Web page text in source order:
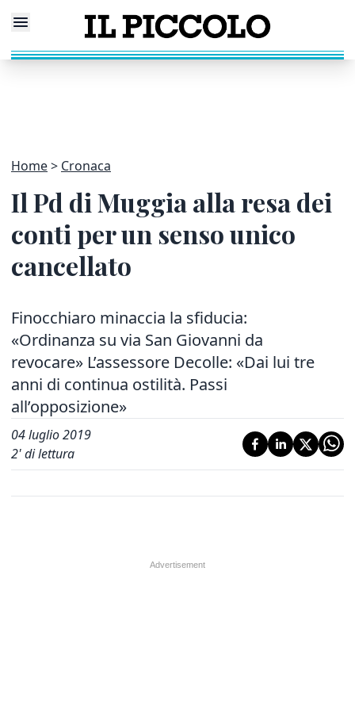
Home Cronaca
Il Pd di Muggia alla resa dei
conti per un senso unico
cancellato
Finocchiaro minaccia la sfiducia:
«Ordinanza su via San Giovanni da
revocare» L’assessore Decolle: «Dai lui tre
anni di continua ostilità. Passi
all’opposizione»
04 luglio 2019
2' di lettura